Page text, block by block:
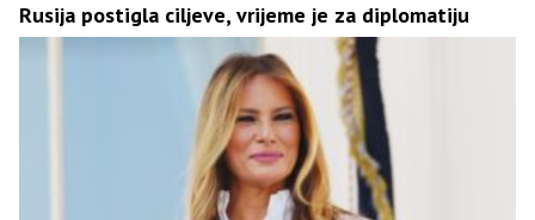
Rusija postigla ciljeve, vrijeme je za diplomatiju